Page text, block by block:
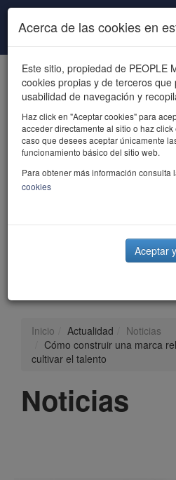
Pasar al contenido principal
powered by
Inicio Actualidad
Noticias
Cómo construir una marca
cultivar el talento
Noticias
Acerca de las cookies en
Este sitio, propiedad de PEOPLE
cookies propias y de terceros
usabilidad de navegación y
Haz click en "Aceptar cookies" para
acceder directamente al sitio o haz
caso que desees aceptar únicamente
funcionamiento básico del sitio web.
Para obtener más información consulta
cookies
Aceptar